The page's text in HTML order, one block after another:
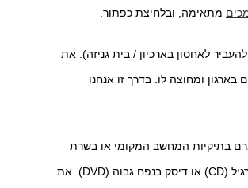
מתאימה, ובלחיצת כפתור.
לאחסון בארכיון / בית גניזה). את
ומחוצה לו. בדרך זו אנחנו
בתיקיות המחשב המקומי או בשרת
הארגוני. ניתן לשמור את קבצי המסמכים הסרוקים בדיסק און קי בנפח גבוה. ניתן לשמרם על גבי דיסק רגיל (CD) או דיסק בנפח גבוה (DVD). את